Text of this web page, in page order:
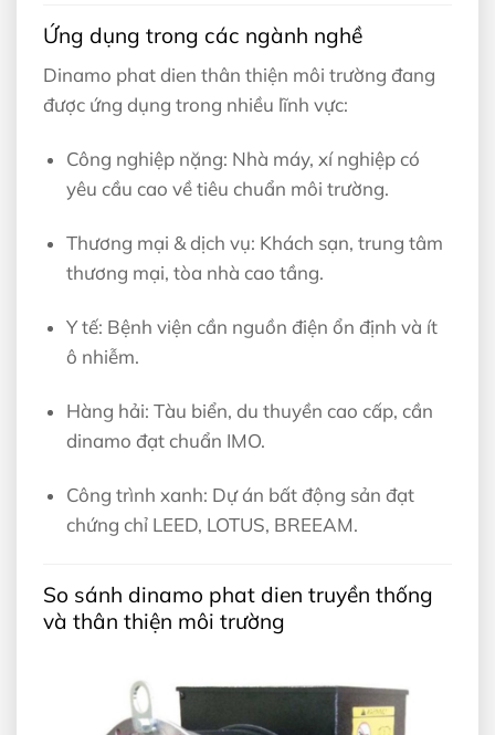
Ứng dụng trong các ngành nghề
Dinamo phat dien thân thiện môi trường đang
được ứng dụng trong nhiều lĩnh vực:
Công nghiệp nặng: Nhà máy, xí nghiệp có
yêu cầu cao về tiêu chuẩn môi trường.
Thương mại & dịch vụ: Khách sạn, trung tâm
thương mại, tòa nhà cao tầng.
Y tế: Bệnh viện cần nguồn điện ổn định và ít
ô nhiễm.
Hàng hải: Tàu biển, du thuyền cao cấp, cần
dinamo đạt chuẩn IMO.
Công trình xanh: Dự án bất động sản đạt
chứng chỉ LEED, LOTUS, BREEAM.
So sánh dinamo phat dien truyền thống
và thân thiện môi trường